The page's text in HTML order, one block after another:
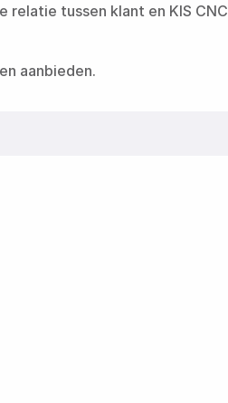
relatie tussen klant en KIS CNC